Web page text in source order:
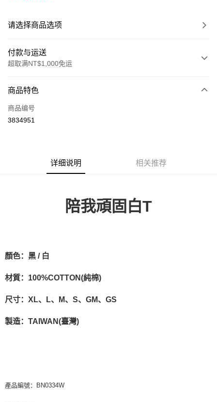
请选择商品选项
付款与运送
超取满NT$1,000免运
信用卡一次付款
超商取货付款
全家取貨付款
每笔NT$65，满NT$1,000(含以上)免运费
每笔NT$65，满NT$1,000(含以上)免运费
7-11取貨付款
宅配
商品特色
商品编号
3834951
详细说明 相关推荐
陪我頑固白T
顏色：黑 / 白
材質：100%COTTON(純棉)
尺寸：XL、L、M、S、GM、GS
製造：TAIWAN(臺灣)
產品編號：BN0334W